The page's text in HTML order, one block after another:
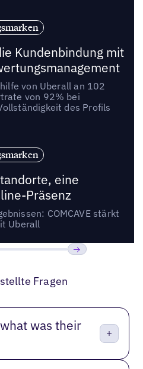
Kundenbindung mit
von Uberall an 102
von 92% bei
des Profils
eine
Präsenz
COMCAVE stärkt
Uberall
Fragen
was their